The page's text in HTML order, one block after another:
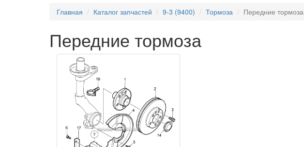
Главная Каталог запчастей 9-3 (9400) Тормоза Передние тормоза
Передние тормоза